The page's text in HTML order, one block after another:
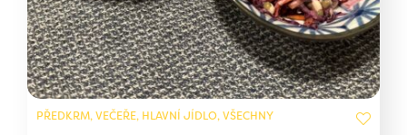
PŘEDKRM, VEČEŘE, HLAVNÍ JÍDLO, VŠECHNY